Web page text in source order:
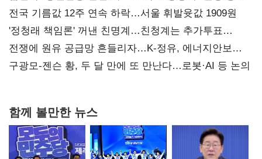
사과부터"
전국 기름값 12주 연속 하락…서울 휘발윳값 1909원
'정청래 책임론' 꺼낸 친명계…친청계는 추가투표
때리기
전쟁에 원유 공급망 흔들리자…K-정유, 에너지안보
핵심으로 재부상
구광모-젠슨 황, 두 달 만에 또 만난다…로봇·AI 등 논의
함께 볼만한 뉴스